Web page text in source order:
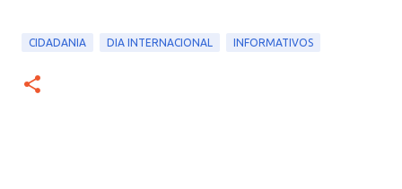
CIDADANIA DIA INTERNACIONAL INFORMATIVOS